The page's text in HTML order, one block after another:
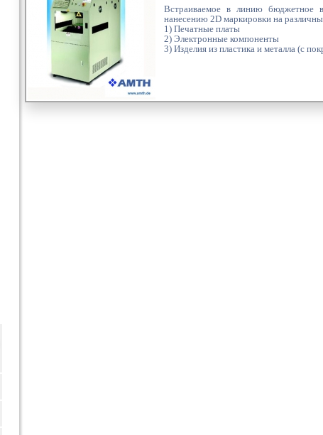
Встраиваемое в линию бюджетное
нанесению 2D маркировки на
1) Печатные платы
2) Электронные компоненты
3) Изделия из пластика и металла (с